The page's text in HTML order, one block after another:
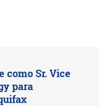
como Sr. Vice
para